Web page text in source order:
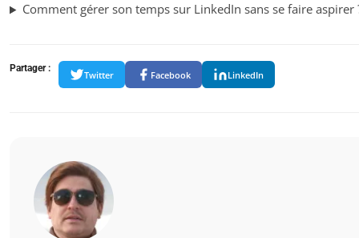
Comment gérer son temps sur LinkedIn sans se faire aspirer
Partager :
Twitter Facebook LinkedIn